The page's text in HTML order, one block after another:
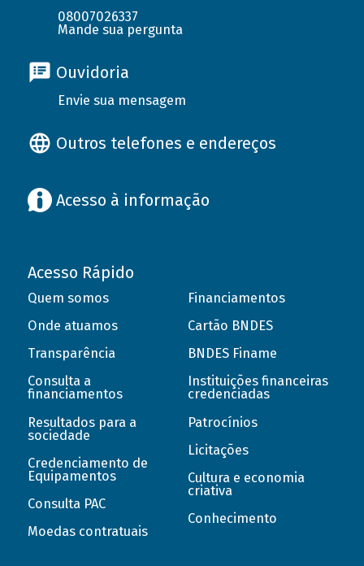
08007026337
Mande sua pergunta
Ouvidoria
Envie sua mensagem
Outros telefones e endereços
Acesso à informação
Acesso Rápido
Quem somos
Onde atuamos
Transparência
Consulta a
financiamentos
Resultados para a
sociedade
Credenciamento de
Equipamentos
Consulta PAC
Moedas contratuais
Financiamentos
Cartão BNDES
BNDES Finame
Instituições financeiras
credenciadas
Patrocínios
Licitações
Cultura e economia
criativa
Conhecimento